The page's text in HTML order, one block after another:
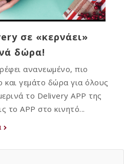
σε «κερνάει»
δώρα!
ανανεωμένο, πιο
και γεμάτο δώρα για όλους
το Delivery APP της
APP στο κινητό...